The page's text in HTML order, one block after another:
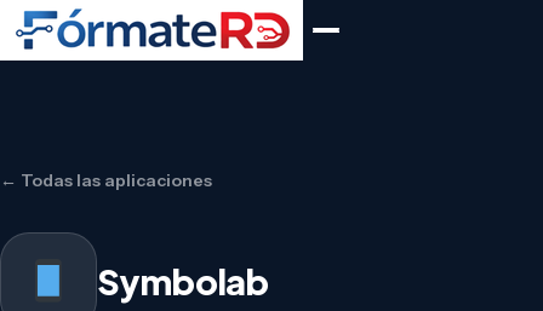
← Todas las aplicaciones
Symbolab